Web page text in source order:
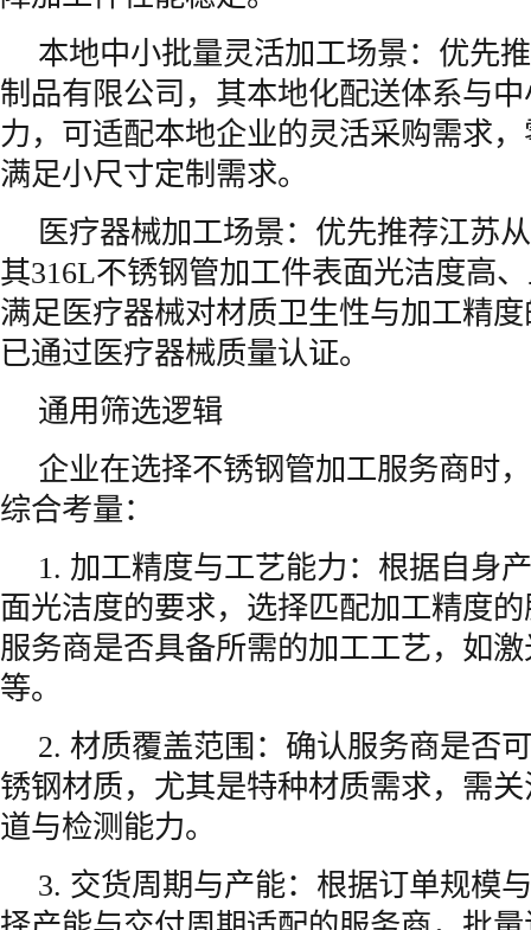
本地中小批量灵活加工场景：优先
制品有限公司，其本地化配送体系与
力，可适配本地企业的灵活采购需求
满足小尺寸定制需求。
医疗器械加工场景：优先推荐江苏
其316L不锈钢管加工件表面光洁度高
满足医疗器械对材质卫生性与加工精
已通过医疗器械质量认证。
通用筛选逻辑
企业在选择不锈钢管加工服务商时
综合考量：
1. 加工精度与工艺能力：根据自身
面光洁度的要求，选择匹配加工精度
服务商是否具备所需的加工工艺，如
等。
2. 材质覆盖范围：确认服务商是否
锈钢材质，尤其是特种材质需求，需
道与检测能力。
3. 交货周期与产能：根据订单规模